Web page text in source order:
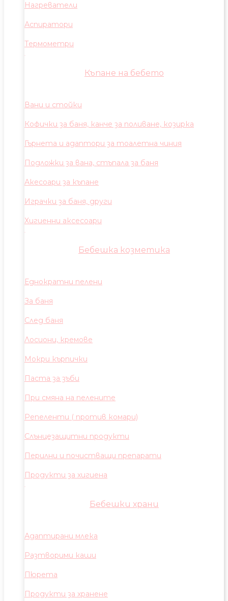
Нагреватели
Аспиратори
Термометри
Къпане на бебето
Вани и стойки
Кофички за баня, канче за поливане, козирка
Гърнета и адаптори за тоалетна чиния
Подложки за вана, стъпала за баня
Акесоари за къпане
Играчки за баня, други
Хигиенни аксесоари
Бебешка козметика
Еднократни пелени
За баня
След баня
Лосиони, кремове
Мокри кърпички
Паста за зъби
При смяна на пелените
Репеленти ( против комари)
Слънцезащитни продукти
Перилни и почистващи препарати
Продукти за хигиена
Бебешки храни
Адаптирани млека
Разтворими каши
Пюрета
Продукти за хранене